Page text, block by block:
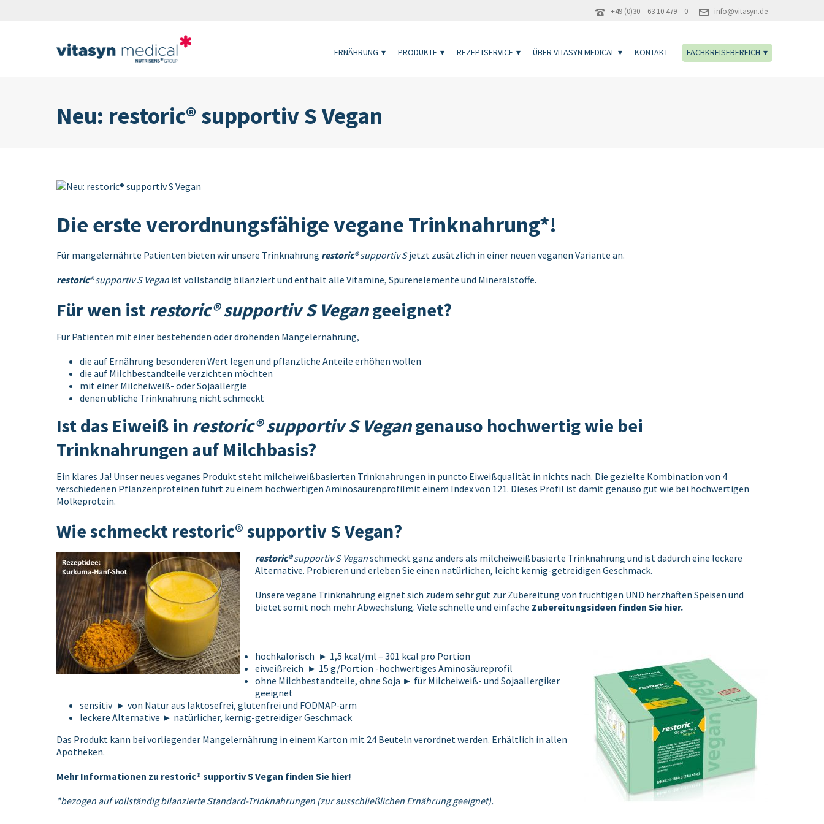
+49 (0)30 – 63 10 479 – 0 info@vitasyn.de
ERNÄHRUNG PRODUKTE REZEPTSERVICE ÜBER VITASYN MEDICAL KONTAKT FACHKREISEBEREICH
Neu: restoric® supportiv S Vegan
Die erste verordnungsfähige vegane Trinknahrung*!
Für mangelernährte Patienten bieten wir unsere Trinknahrung restoric®supportiv Sjetzt zusätzlich in einer neuen veganen Variante an.
restoric®supportiv S Vegan ist vollständig bilanziert und enthält alle Vitamine, Spurenelemente und Mineralstoffe.
Für wen ist restoric® supportiv S Vegangeeignet?
Für Patienten mit einer bestehenden oder drohenden Mangelernährung,
die auf Ernährung besonderen Wert legen und pflanzliche Anteile erhöhen wollen
die auf Milchbestandteile verzichten möchten
mit einer Milcheiweiß- oder Sojaallergie
denen übliche Trinknahrung nicht schmeckt
Ist das Eiweiß in restoric® supportiv S Vegangenauso hochwertig wie bei
Trinknahrungen auf Milchbasis?
Ein klares Ja! Unser neues veganes Produkt steht milcheiweißbasierten Trinknahrungen in puncto Eiweißqualität in nichts nach. Die gezielte Kombination von 4
verschiedenen Pflanzenproteinen führt zu einem hochwertigen Aminosäurenprofilmit einem Index von 121. Dieses Profil ist damit genauso gut wie bei hochwertigen
Molkeprotein.
Wie schmeckt restoric® supportiv S Vegan?
restoric®supportiv S Veganschmeckt ganz anders als milcheiweißbasierte Trinknahrung und ist dadurch eine leckere
Alternative. Probieren und erleben Sie einen natürlichen, leicht kernig-getreidigen Geschmack.
Unsere vegane Trinknahrung eignet sich zudem sehr gut zur Zubereitung von fruchtigen UND herzhaften Speisen und
bietet somit noch mehr Abwechslung. Viele schnelle und einfache Zubereitungsideen finden Sie hier.
hochkalorisch ► 1,5 kcal/ml – 301 kcal pro Portion
eiweißreich ► 15 g/Portion -hochwertiges Aminosäureprofil
ohne Milchbestandteile, ohne Soja ► für Milcheiweiß- und Sojaallergiker
geeignet
sensitiv ► von Natur aus laktosefrei, glutenfrei und FODMAP-arm
leckere Alternative ► natürlicher, kernig-getreidiger Geschmack
Das Produkt kann bei vorliegender Mangelernährung in einem Karton mit 24 Beuteln verordnet werden. Erhältlich in allen
Apotheken.
Mehr Informationen zu restoric® supportiv S Vegan finden Sie hier!
*bezogen auf vollständig bilanzierte Standard-Trinknahrungen (zur ausschließlichen Ernährung geeignet).